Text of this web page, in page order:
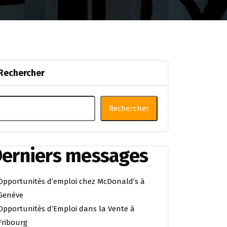
Rechercher
messages
d’emploi chez McDonald’s à
d’Emploi dans la Vente à